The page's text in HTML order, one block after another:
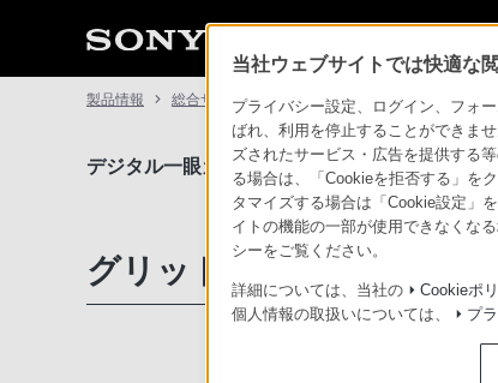
製品情報 総合サポート・お問い合わせ デジタル一眼
デジタル一眼カメラ α（アルファ） サポート・
グリッドライン カスタム
当社ウェブサイトでは快適な
プライバシー設定、ログイン、フォ
ばれ、利用を停止することができま
ズされたサービス・広告を提供する
る場合は、「Cookieを拒否する」を
タマイズする場合は「Cookie設定」
イトの機能の一部が使用できなくな
シーをご覧ください。
詳細については、当社の Cookieポ
個人情報の取扱いについては、
プ